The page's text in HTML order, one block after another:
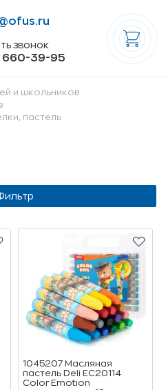
звонок
660-39-95
и школьников
пастель
1045207 Масляная
пастель Deli EC20114
Color Emotion